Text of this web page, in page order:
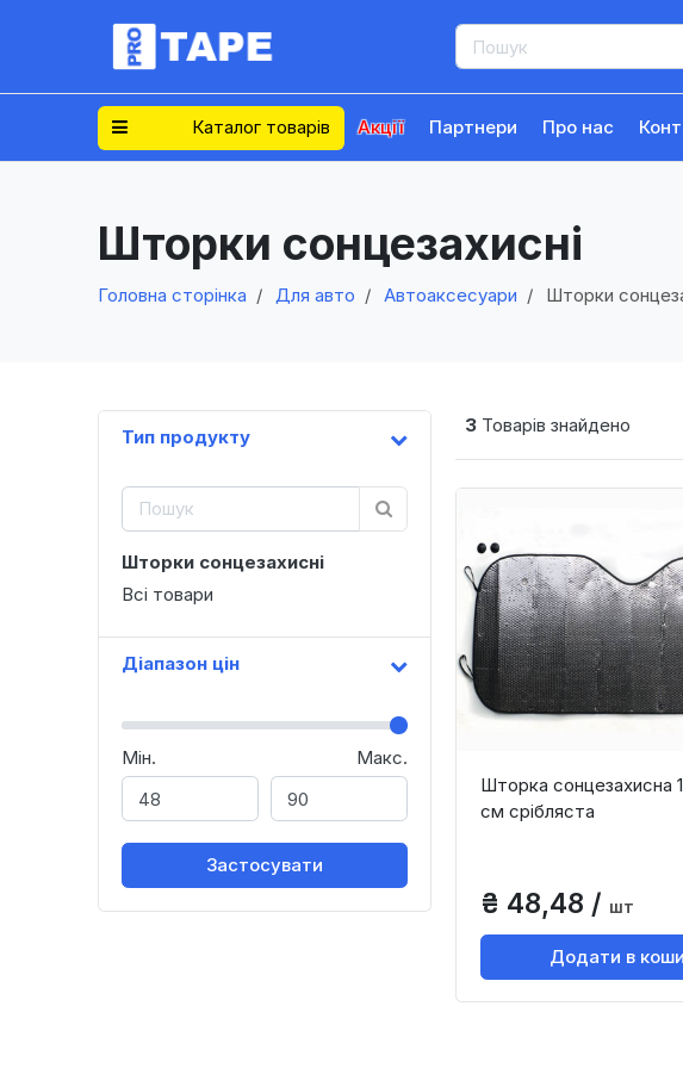
Каталог товарів Акції Партнери Про нас
Шторки сонцезахисні
Головна сторінка Для авто Автоаксесуари Шторки
Тип продукту
Шторки сонцезахисні
Всі товари
Діапазон цін
Мін. Макс.
Застосувати
3Товарів знайдено
Шторка сонцезахисна
см срібляста
₴ 48,48 / шт
Додати в